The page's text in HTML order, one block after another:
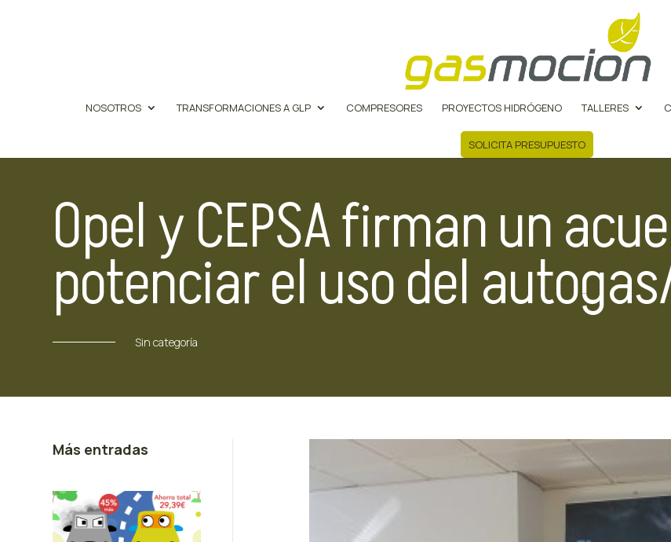
NOSOTROS TRANSFORMACIONES A GLP COMPRESORES PROYECTOS HIDRÓGENO TALLERES
SOLICITA PRESUPUESTO
Opel y CEPSA firman un
potenciar el uso del
Sin categoría
Más entradas